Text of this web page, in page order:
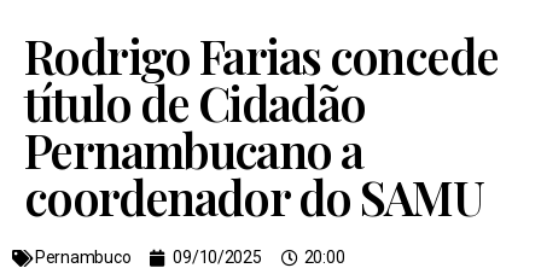
Rodrigo Farias concede
título de Cidadão
Pernambucano a
coordenador do SAMU
Pernambuco 09/10/2025 20:00